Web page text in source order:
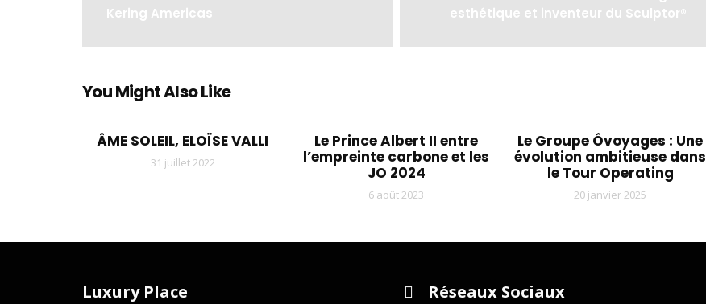
Kering Americas
esthétique et inventeur du Sculptor®️
You Might Also Like
ÂME SOLEIL, ELOÏSE VALLI
31 juillet 2022
Le Prince Albert II entre
l’empreinte carbone et les
JO 2024
6 août 2023
Le Groupe Ôvoyages : Une
évolution ambitieuse dans
le Tour Operating
20 janvier 2025
Luxury Place Réseaux Sociaux